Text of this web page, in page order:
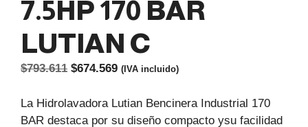
7.5HP 170 BAR
LUTIAN C
$793.611 El
original
era:
$674.569El
actual
es:
(IVA incluido)
La Hidrolavadora Lutian Bencinera Industrial 170
BAR destaca por su diseño compacto ysu facilidad